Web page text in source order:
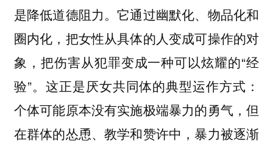
是降低道德阻力。它通过幽默化、物品化和
圈内化，把女性从具体的人变成可操作的对
象，把伤害从犯罪变成一种可以炫耀的“经
验”。这正是厌女共同体的典型运作方式：
个体可能原本没有实施极端暴力的勇气，但
在群体的怂恿、教学和赞许中，暴力被逐渐